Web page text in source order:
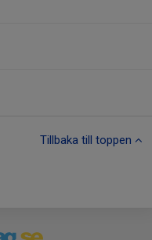
Tillbaka till toppen